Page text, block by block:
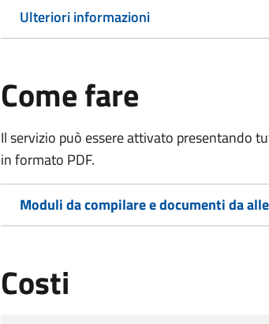
Ulteriori informazioni
Come fare
Il servizio può essere attivato presentando
in formato PDF.
Moduli da compilare e documenti da
Costi